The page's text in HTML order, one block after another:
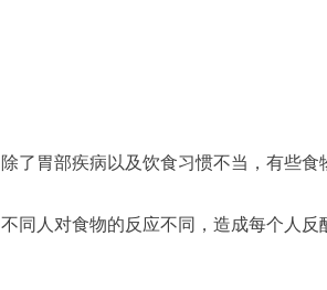
除了胃部疾病以及饮食习惯不当，有些食
不同人对食物的反应不同，造成每个人